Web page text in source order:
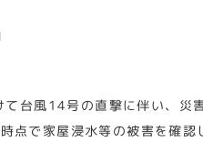
台風14号の直撃に伴い、災
点で家屋浸水等の被害を確認